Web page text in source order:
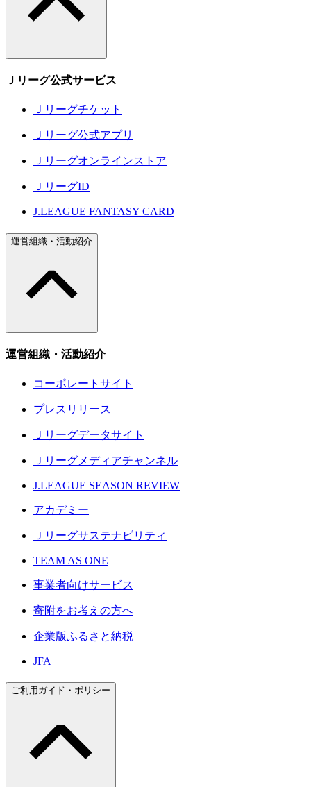
Ｊリーグ公式サービス
Ｊリーグチケット
Ｊリーグ公式アプリ
Ｊリーグオンラインストア
ＪリーグID
J.LEAGUE FANTASY CARD
運営組織・活動紹介
運営組織・活動紹介
コーポレートサイト
プレスリリース
Ｊリーグデータサイト
Ｊリーグメディアチャンネル
J.LEAGUE SEASON REVIEW
アカデミー
Ｊリーグサステナビリティ
TEAM AS ONE
事業者向けサービス
寄附をお考えの方へ
企業版ふるさと納税
JFA
ご利用ガイド・ポリシー